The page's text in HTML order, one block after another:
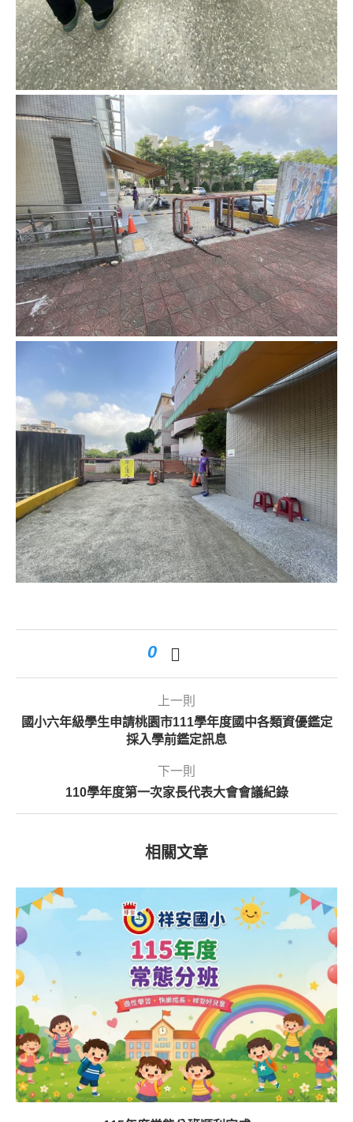
0
上一則
國小六年級學生申請桃園市111學年度國中各類資優鑑定
採入學前鑑定訊息
下一則
110學年度第一次家長代表大會會議紀錄
相關文章